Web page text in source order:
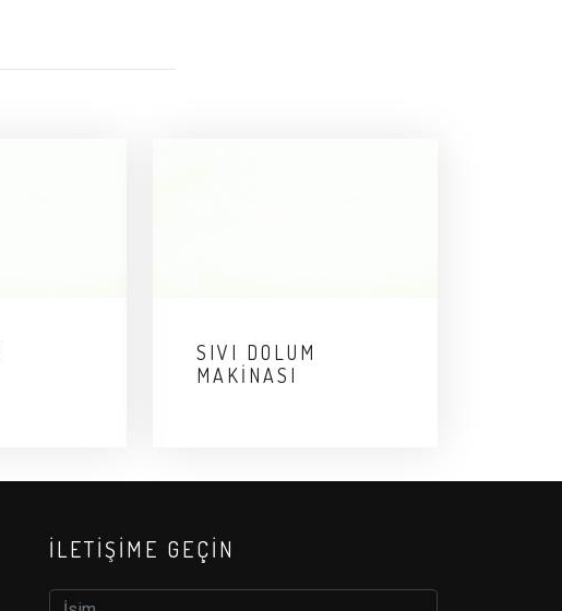
SIVI DOLUM
MAKINASI
İLETIŞIME GEÇIN